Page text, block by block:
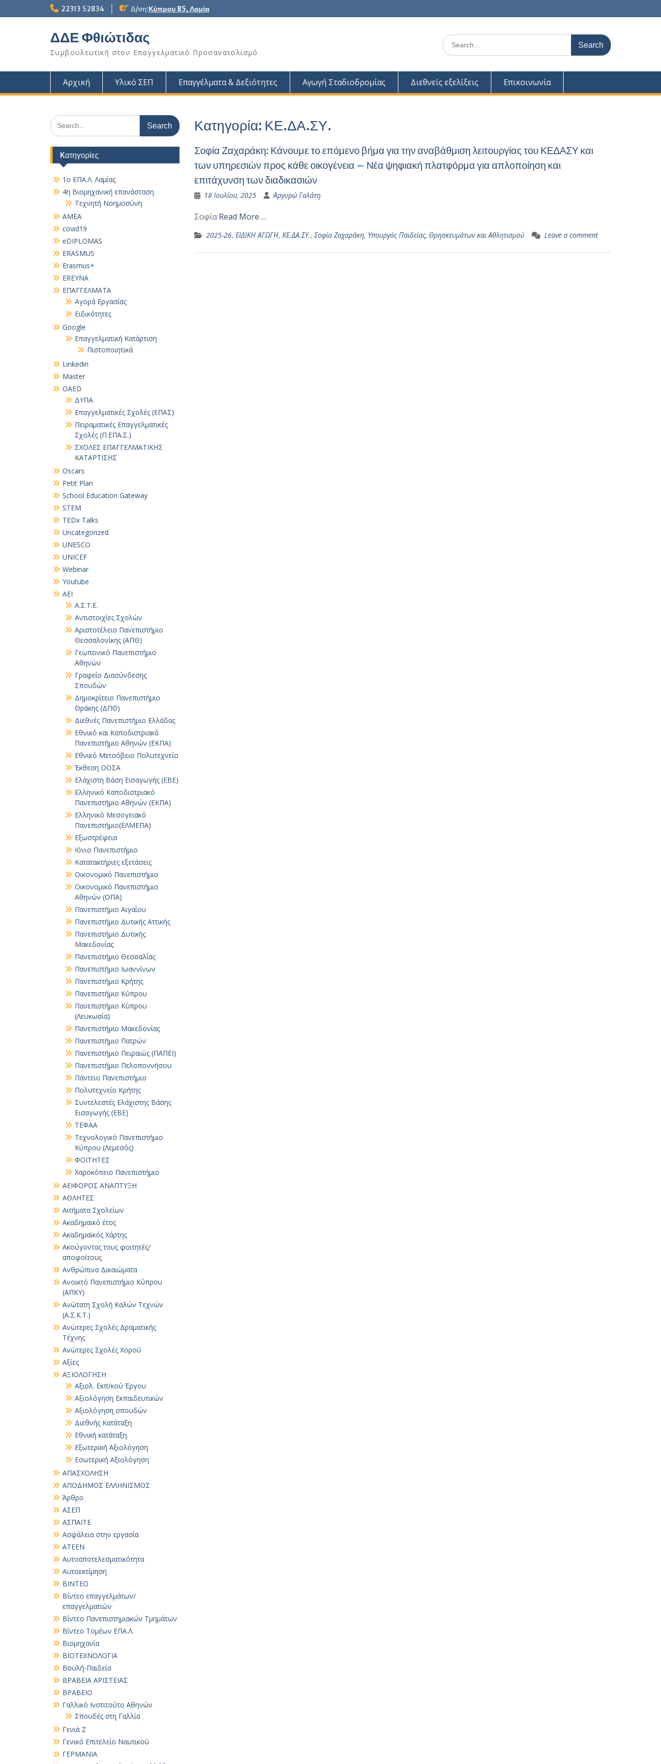
to
22313 52834 Δ/ση:Κύπρου 85, Λαμία
ΔΔΕ Φθιώτιδας
Συμβουλευτική στον Επαγγελματικό Προσανατολισμό
Search
for:
Αρχική Υλικό ΣΕΠ Επαγγέλματα & Δεξιότητες Αγωγή Σταδιοδρομίας Διεθνείς εξελίξεις Επικοινωνία
Κατηγορία: ΚΕ.ΔΑ.ΣΥ.
Σοφία Ζαχαράκη: Κάνουμε το επόμενο βήμα για την αναβάθμιση λειτουργίας του ΚΕΔΑΣΥ και
των υπηρεσιών προς κάθε οικογένεια – Νέα ψηφιακή πλατφόρμα για απλοποίηση και
επιτάχυνση των διαδικασιών
18 Ιουλίου, 2025 Αργυρώ Γαλάτη
ΣοφίαRead More …
2025-26, ΕΙΔΙΚΗ ΑΓΩΓΗ, ΚΕ.ΔΑ.ΣΥ.,Σοφία Ζαχαράκη, Υπουργός Παιδείας, Θρησκευμάτων και Αθλητισμού Leave a comment
Search
for:
Kατηγορίες
1ο ΕΠΑ.Λ. Λαμίας
4η Βιομηχανική επανάσταση
Τεχνητή Νοημοσύνη
AMEA
covid19
eDIPLOMAS
ERASMUS
Erasmus+
EREYNA
EΠΑΓΓΕΛΜΑΤΑ
Αγορά Εργασίας
Ειδικότητες
Google
Επαγγελματική Κατάρτιση
Πιστοποιητικά
Linkedin
Master
OAED
ΔΥΠΑ
Επαγγελματικές Σχολές (ΕΠΑΣ)
Πειραματικές Επαγγελματικές
Σχολές (Π.ΕΠΑ.Σ.)
ΣΧΟΛΕΣ ΕΠΑΓΓΕΛΜΑΤΙΚΗΣ
ΚΑΤΑΡΤΙΣΗΣ
Oscars
Petit Plan
School Education Gateway
STEM
TEDx Talks
Uncategorized
UNESCO
UNICEF
Webinar
Youtube
ΑΕΙ
Α.Σ.Τ.Ε.
Αντιστοιχίες Σχολών
Αριστοτέλειο Πανεπιστήμιο
Θεσσαλονίκης (ΑΠΘ)
Γεωπονικό Πανεπιστήμιο
Αθηνών
Γραφείο Διασύνδεσης
Σπουδών
Δημοκρίτειο Πανεπιστήμιο
Θράκης (ΔΠΘ)
Διεθνές Πανεπιστήμιο Ελλάδας
Εθνικό και Καποδιστριακό
Πανεπιστήμιο Αθηνών (ΕΚΠΑ)
Εθνικό Μετσόβειο Πολυτεχνείο
Έκθεση ΟΟΣΑ
Ελάχιστη Βάση Εισαγωγής (ΕΒΕ)
Ελληνικό Καποδιστριακό
Πανεπιστήμιο Αθηνών (ΕΚΠΑ)
Ελληνικό Μεσογειακό
Πανεπιστήμιο(ΕΛΜΕΠΑ)
Εξωστρέφεια
Ιόνιο Πανεπιστήμιο
Κατατακτήριες εξετάσεις
Οικονομικό Πανεπιστήμιο
Οικονομικό Πανεπιστήμιο
Αθηνών (ΟΠΑ)
Πανεπιστήμιο Αιγαίου
Πανεπιστήμιο Δυτικής Αττικής
Πανεπιστήμιο Δυτικής
Μακεδονίας
Πανεπιστήμιο Θεσσαλίας
Πανεπιστήμιο Ιωαννίνων
Πανεπιστήμιο Κρήτης
Πανεπιστήμιο Κύπρου
Πανεπιστήμιο Κύπρου
(Λευκωσία)
Πανεπιστήμιο Μακεδονίας
Πανεπιστήμιο Πατρών
Πανεπιστήμιο Πειραιώς (ΠΑΠΕΙ)
Πανεπιστήμιο Πελοποννήσου
Πάντειο Πανεπιστήμιο
Πολυτεχνείο Κρήτης
Συντελεστές Ελάχιστης Βάσης
Εισαγωγής (ΕΒΕ)
ΤΕΦΑΑ
Τεχνολογικό Πανεπιστήμιο
Κύπρου (Λεμεσός)
ΦΟΙΤΗΤΕΣ
Χαροκόπειο Πανεπιστήμιο
ΑΕΙΦΟΡΟΣ ΑΝΑΠΤΥΞΗ
ΑΘΛΗΤΕΣ
Αιτήματα Σχολείων
Ακαδημαϊκό έτος
Ακαδημαϊκός Χάρτης
Ακούγοντας τους φοιτητές/
αποφοίτους
Ανθρώπινα Δικαιώματα
Ανοικτό Πανεπιστήμιο Κύπρου
(ΑΠΚΥ)
Ανώτατη Σχολή Καλών Τεχνών
(Α.Σ.Κ.Τ.)
Ανώτερες Σχολές Δραματικής
Τέχνης
Ανώτερες Σχολές Χορού
Αξίες
ΑΞΙΟΛΟΓΗΣΗ
Αξιολ. Εκπ/κού Έργου
Αξιολόγηση Εκπαιδευτικών
Αξιολόγηση σπουδών
Διεθνής Κατάταξη
Εθνική κατάταξη
Εξωτερική Αξιολόγηση
Εσωτερική Αξιολόγηση
ΑΠΑΣΧΟΛΗΣΗ
ΑΠΟΔΗΜΟΣ ΕΛΛΗΝΙΣΜΟΣ
Άρθρο
ΑΣΕΠ
ΑΣΠΑΙΤΕ
Ασφάλεια στην εργασία
ΑΤΕΕΝ
Αυτοαποτελεσματικότητα
Αυτοεκτίμηση
ΒΙΝΤΕΟ
Βίντεο επαγγελμάτων/
επαγγελματιών
Βίντεο Πανεπιστημιακών Τμημάτων
Βίντεο Τομέων ΕΠΑ.Λ.
Βιομηχανία
ΒΙΟΤΕΧΝΟΛΟΓΙΑ
Βουλή-Παιδεία
ΒΡΑΒΕΙΑ ΑΡΙΣΤΕΙΑΣ
ΒΡΑΒΕΙΟ
Γαλλικό Ινστιτούτο Αθηνών
Σπουδές στη Γαλλία
Γενιά Ζ
Γενικό Επιτελείο Ναυτικού
ΓΕΡΜΑΝΙΑ